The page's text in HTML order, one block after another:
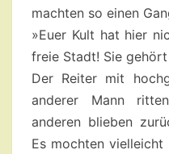
machten so einen
»Euer Kult hat hier
freie Stadt! Sie
Der Reiter mit
anderer Mann
anderen blieben
Es mochten